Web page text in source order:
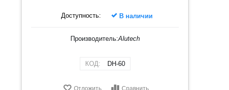
Доступность: В наличии
Производитель:Alutech
КОД: DH-60
Отложить Сравнить